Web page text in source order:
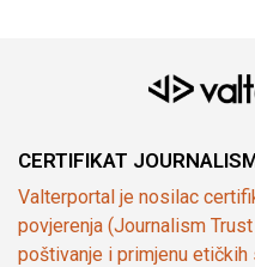
CERTIFIKAT
Valterportal je nosilac
povjerenja (Journalism
poštivanje i primjenu